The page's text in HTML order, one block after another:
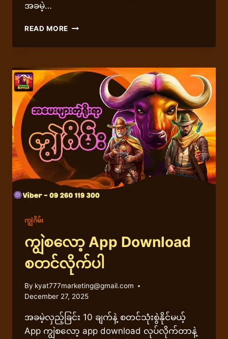
အခမဲ့…
READ MORE ကျွဲ
မ်း
–
အခမဲ့
ဂိ
မ်း
အတွေ့အကြုံ
ကျွဲဂိမ်း
ကျွဲစလော့ App Download
စတင်လိုက်ပါ
By kyat777marketing@gmail.com
December 27, 2025
အခမဲ့လှည့်ခြင်း 10 ချက်နဲ့ စတင်သုံးစွဲနိုင်မယ့်
App ကျွဲစလော့ app download လုပ်လိုက်တာနဲ့